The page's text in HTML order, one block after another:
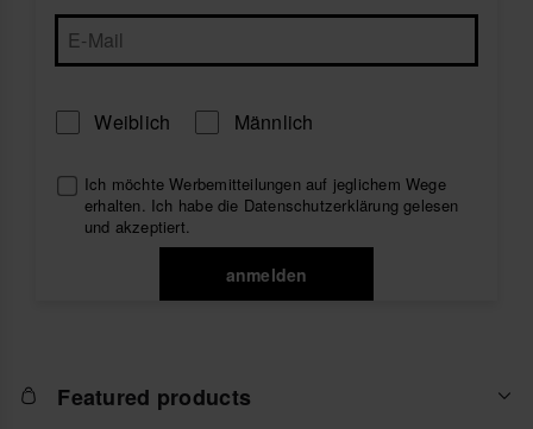
Weiblich Männlich
Ich möchte Werbemitteilungen auf jeglichem Wege
erhalten. Ich habe die Datenschutzerklärung gelesen
und akzeptiert.
anmelden
Featured products